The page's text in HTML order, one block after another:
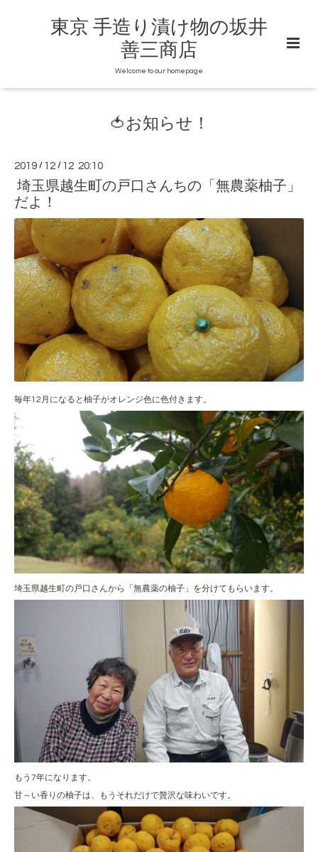
東京 手造り漬け物の坂井
善三商店
Welcome to our homepage
🍅お知らせ！
2019 / 12 / 12 20:10
埼玉県越生町の戸口さんちの「無農薬柚子」
だよ！
毎年12月になると柚子がオレンジ色に色付きます。
埼玉県越生町の戸口さんから「無農薬の柚子」を分けてもらいます。
もう7年になります。
甘～い香りの柚子は、もうそれだけで贅沢な味わいです。